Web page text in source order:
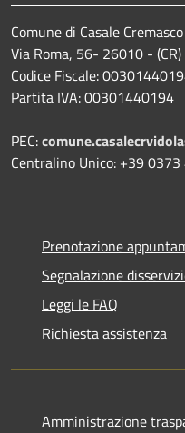
Comune di Casale
Via Roma, 56- 26010 - (CR)
Codice Fiscale:
Partita IVA: 00301440194
PEC:
Centralino Unico: +39
Prenotazione
Segnalazione
Leggi le FAQ
Richiesta assistenza
Amministrazione